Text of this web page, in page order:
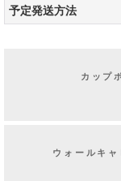
予定発送方法
カップ
ウォールキ